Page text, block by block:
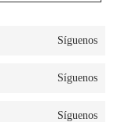
Síguenos
Síguenos
Síguenos